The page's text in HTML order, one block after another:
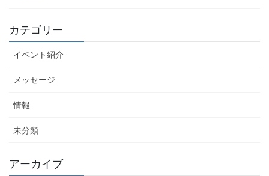
カテゴリー
イベント紹介
メッセージ
情報
未分類
アーカイブ